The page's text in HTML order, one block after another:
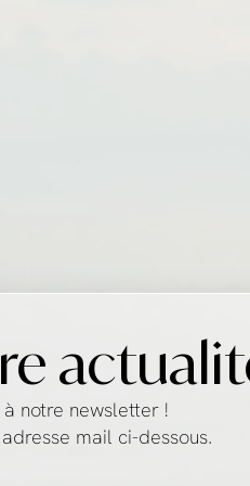
notre newsletter !
mail ci-dessous.